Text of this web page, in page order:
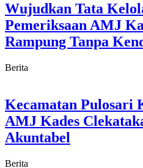
Wujudkan Tata
Pemeriksaan AMJ
Rampung Tanpa
Berita
Kecamatan Pulosari
AMJ Kades
Akuntabel
Berita